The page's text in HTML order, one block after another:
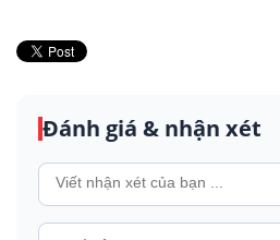
Đánh giá & nhận xét